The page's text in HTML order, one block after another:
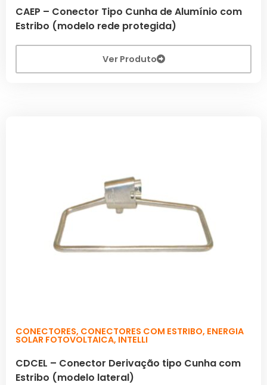
CAEP – Conector Tipo Cunha de Alumínio com
Estribo (modelo rede protegida)
Ver Produto
CONECTORES, CONECTORES COM ESTRIBO, ENERGIA
SOLAR FOTOVOLTAICA, INTELLI
CDCEL – Conector Derivação tipo Cunha com
Estribo (modelo lateral)